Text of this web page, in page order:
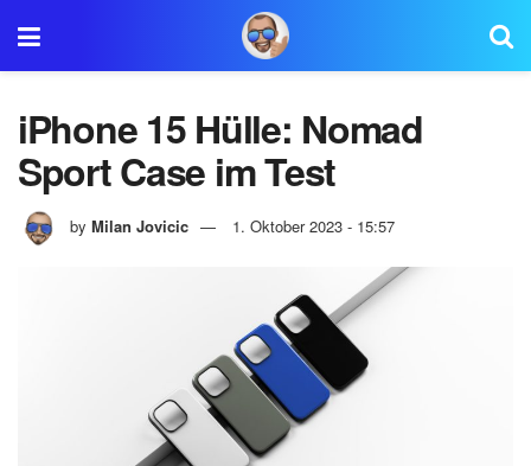
iPhone 15 Hülle: Nomad
Sport Case im Test
by Milan Jovicic 1. Oktober 2023 - 15:57